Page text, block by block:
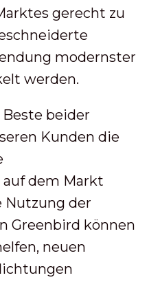
gerecht zu
modernster
werden.
beider
Kunden die
dem Markt
Nutzung der
Greenbird können
neuen